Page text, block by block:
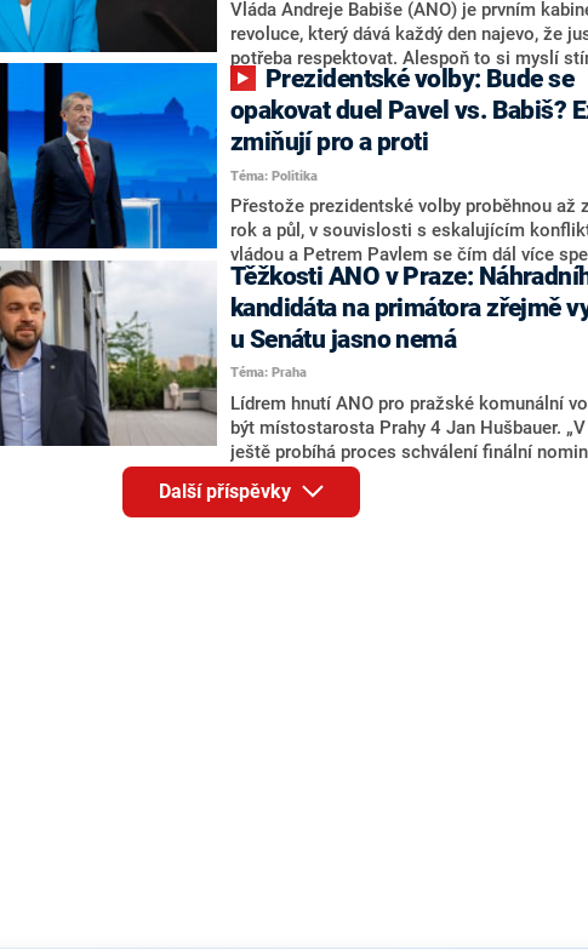
o případné kandidatuře kohokoliv ze
značně pochybuje. Podle něj současná
nemá osobu, která by Pavlovi mohla
Vláda Andreje Babiše (ANO) je prvním
revoluce, který dává každý den najevo, že
potřeba respektovat. Alespoň to si myslí
ministryně spravedlnosti ODS Eva Decroix. V
rozhovoru pro CNN Prima NEWS si nebrala
ohledně politického výkonu svého nástupce
Tejce (za ANO) či vládní zmocněnkyně pro
práva Taťány Malé (ANO). Označením
adresu vlády prý byla ještě hodná. Decroix
vrátila k volební porážce koalice Spolu či
hnutí Naše Česko Martina Kuby.
opakovat duel Pavel vs. Babiš?
zmiňují pro a proti
Téma: Politika
Přestože prezidentské volby proběhnou až
rok a půl, v souvislosti s eskalujícím
vládou a Petrem Pavlem se čím dál více
tom, koho by do bitvy o Hrad mohla vyslat
koalice. Někteří političtí komentátoři znovu
jméno premiéra Andreje Babiše (ANO). Jak
pravděpodobné, že se v prezidentských
bude znovu opakovat souboj z roku 2023?
Těžkosti ANO v Praze:
kandidáta na primátora zřejmě
u Senátu jasno nemá
Téma: Praha
Lídrem hnutí ANO pro pražské komunální
být místostarosta Prahy 4 Jan Hušbauer.
ještě probíhá proces schválení finální
Jana Hušbauera Výborem hnutí ANO,“ uvedl
redakci místopředseda pražského ANO
Benkovič. O Hušbauerovi se spekulovalo
Další příspěvky